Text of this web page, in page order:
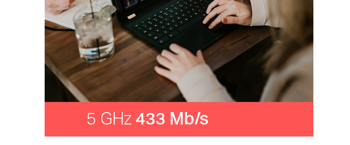
5 GHz 433 Mb/s